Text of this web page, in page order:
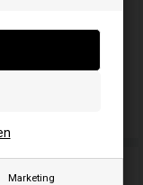
Marketing